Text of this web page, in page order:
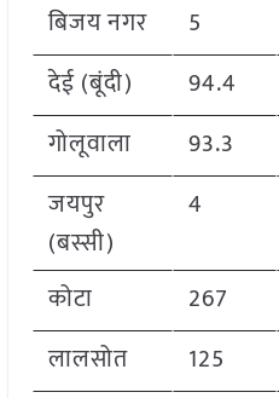
बिजय नगर
5
देई (बूंदी)
94.4
गोलूवाला
93.3
जयपुर
(बस्सी)
4
कोटा 267
लालसोत
125